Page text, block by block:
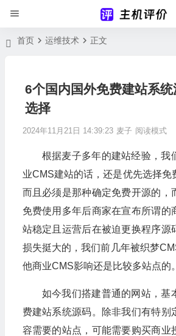
首页 运维技术 正文
6个国内国外免费建站系
选择
2024年11月21日 14:39:23 麦子 阅读模式
根据麦子多年的建站经验，我
业CMS建站的话，还是优先选择免
而且必须是那种确定免费开源的，
免费使用多年后商家在宣布所谓的
站稳定且运营后在被迫更换程序源
损失挺大的，我们前几年被织梦
他商业CMS影响还是比较多站点的。
如今我们搭建普通的网站，基
费建站系统源码。除非我们有特别
容需要的站点，可能需要购买商业